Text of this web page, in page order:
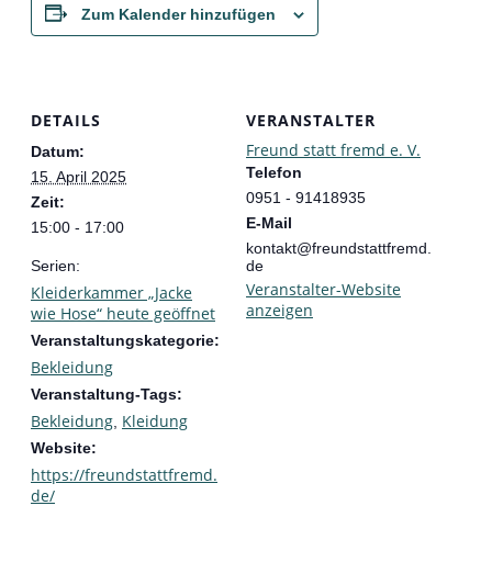
Zum Kalender hinzufügen
DETAILS
Datum:
15. April 2025
Zeit:
15:00 - 17:00
Serien:
Kleiderkammer „Jacke
wie Hose“ heute geöffnet
Veranstaltungskategorie:
Bekleidung
Veranstaltung-Tags:
Bekleidung Kleidung
Website:
https://freundstattfremd.
de/
VERANSTALTER
Freund statt fremd e. V.
Telefon
0951 - 91418935
E-Mail
kontakt@freundstattfremd.
de
Veranstalter-Website
anzeigen